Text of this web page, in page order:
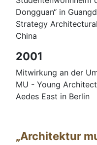
Dongguan“ in
Strategy
China
2001
Mitwirkung an der
MU - Young
Aedes East in Berlin
„Architektur